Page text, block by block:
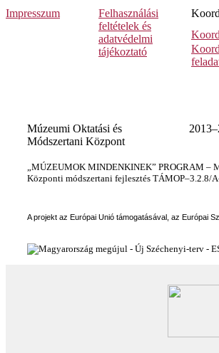
Impresszum
Felhasználási
feltételek és
adatvédelmi
tájékoztató
Múzeumi Oktatási és
Módszertani Központ
„MÚZEUMOK MINDENKINEK” PROGRAM –
Központi módszertani fejlesztés TÁMOP–3.2.8/
A projekt az Európai Unió támogatásával, az Európai